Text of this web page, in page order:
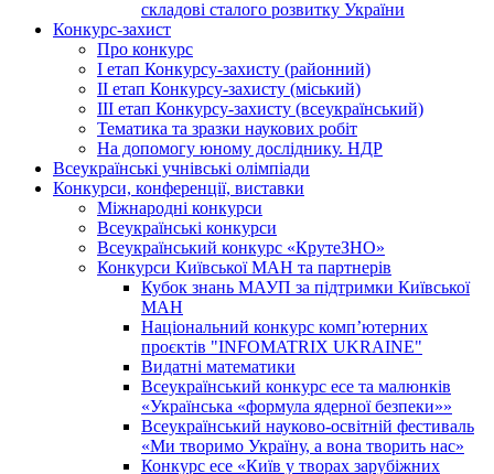
складові сталого розвитку України
Конкурс-захист
Про конкурс
І етап Конкурсу-захисту (районний)
ІІ етап Конкурсу-захисту (міський)
ІІІ етап Конкурсу-захисту (всеукраїнський)
Тематика та зразки наукових робіт
На допомогу юному досліднику. НДР
Всеукраїнські учнівські олімпіади
Конкурси, конференції, виставки
Міжнародні конкурси
Всеукраїнські конкурси
Всеукраїнський конкурс «КрутеЗНО»
Конкурси Київської МАН та партнерів
Кубок знань МАУП за підтримки Київської
МАН
Національний конкурс комп’ютерних
проєктів "INFOMATRIX UKRAINE"
Видатні математики
Всеукраїнський конкурс есе та малюнків
«Українська «формула ядерної безпеки»»
Всеукраїнський науково-освітній фестиваль
«Ми творимо Україну, а вона творить нас»
Конкурс есе «Київ у творах зарубіжних